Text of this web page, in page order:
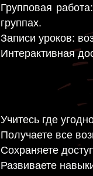
Групповая
группах.
Записи уроков:
Интерактивная
Учитесь где
Получаете все
Сохраняете
Развиваете